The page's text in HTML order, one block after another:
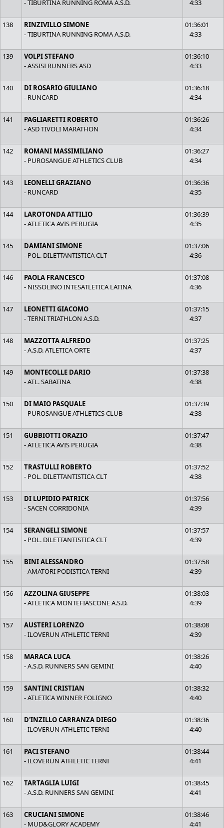
- TIBURTINA RUNNING ROMA A.S.D.
4:33
138
RINZIVILLO SIMONE
- TIBURTINA RUNNING ROMA A.S.D.
01:36:01
4:33
139
VOLPI STEFANO
- ASSISI RUNNERS ASD
01:36:10
4:33
140
DI ROSARIO GIULIANO
- RUNCARD
01:36:18
4:34
141
PAGLIARETTI ROBERTO
- ASD TIVOLI MARATHON
01:36:26
4:34
142
ROMANI MASSIMILIANO
- PUROSANGUE ATHLETICS CLUB
01:36:27
4:34
143
LEONELLI GRAZIANO
- RUNCARD
01:36:36
4:35
144
LAROTONDA ATTILIO
- ATLETICA AVIS PERUGIA
01:36:39
4:35
145
DAMIANI SIMONE
- POL. DILETTANTISTICA CLT
01:37:06
4:36
146
PAOLA FRANCESCO
- NISSOLINO INTESATLETICA LATINA
01:37:08
4:36
147
LEONETTI GIACOMO
- TERNI TRIATHLON A.S.D.
01:37:15
4:37
148
MAZZOTTA ALFREDO
- A.S.D. ATLETICA ORTE
01:37:25
4:37
149
MONTECOLLE DARIO
- ATL. SABATINA
01:37:38
4:38
150
DI MAIO PASQUALE
- PUROSANGUE ATHLETICS CLUB
01:37:39
4:38
151
GUBBIOTTI ORAZIO
- ATLETICA AVIS PERUGIA
01:37:47
4:38
152
TRASTULLI ROBERTO
- POL. DILETTANTISTICA CLT
01:37:52
4:38
153
DI LUPIDIO PATRICK
- SACEN CORRIDONIA
01:37:56
4:39
154
SERANGELI SIMONE
- POL. DILETTANTISTICA CLT
01:37:57
4:39
155
BINI ALESSANDRO
- AMATORI PODISTICA TERNI
01:37:58
4:39
156
AZZOLINA GIUSEPPE
- ATLETICA MONTEFIASCONE A.S.D.
01:38:03
4:39
157
AUSTERI LORENZO
- ILOVERUN ATHLETIC TERNI
01:38:08
4:39
158
MARACA LUCA
- A.S.D. RUNNERS SAN GEMINI
01:38:26
4:40
159
SANTINI CRISTIAN
- ATLETICA WINNER FOLIGNO
01:38:32
4:40
160
D'INZILLO CARRANZA DIEGO
- ILOVERUN ATHLETIC TERNI
01:38:36
4:40
161
PACI STEFANO
- ILOVERUN ATHLETIC TERNI
01:38:44
4:41
162
TARTAGLIA LUIGI
- A.S.D. RUNNERS SAN GEMINI
01:38:45
4:41
163
CRUCIANI SIMONE
- MUD&GLORY ACADEMY
01:38:46
4:41